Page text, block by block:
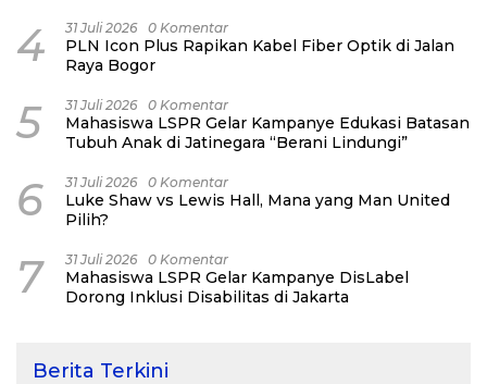
4 31 Juli 2026 0 Komentar
PLN Icon Plus Rapikan Kabel Fiber Optik di Jalan
Raya Bogor
5 31 Juli 2026 0 Komentar
Mahasiswa LSPR Gelar Kampanye Edukasi Batasan
Tubuh Anak di Jatinegara “Berani Lindungi”
6 31 Juli 2026 0 Komentar
Luke Shaw vs Lewis Hall, Mana yang Man United
Pilih?
7 31 Juli 2026 0 Komentar
Mahasiswa LSPR Gelar Kampanye DisLabel
Dorong Inklusi Disabilitas di Jakarta
Berita Terkini